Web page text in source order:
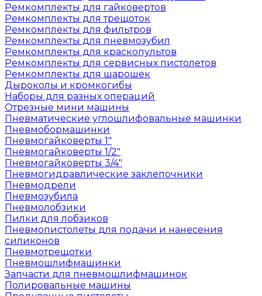
Ремкомплекты для гайковертов
Ремкомплекты для трещоток
Ремкомплекты для фильтров
Ремкомплекты для пневмозубил
Ремкомплекты для краскопультов
Ремкомплекты для сервисных пистолетов
Ремкомплекты для шарошек
Дыроколы и кромкогибы
Наборы для разных операций
Отрезные мини машины
Пневматические углошлифовальные машинки
Пневмобормашинки
Пневмогайковерты 1"
Пневмогайковерты 1/2"
Пневмогайковерты 3/4"
Пневмогидравлические заклепочники
Пневмодрели
Пневмозубила
Пневмолобзики
Пилки для лобзиков
Пневмопистолеты для подачи и нанесения
силиконов
Пневмотрещотки
Пневмошлифмашинки
Запчасти для пневмошлифмашинок
Полировальные машины